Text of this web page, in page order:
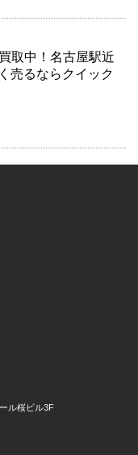
取中！名古屋駅近
売るならクイック
ル桜ビル3F